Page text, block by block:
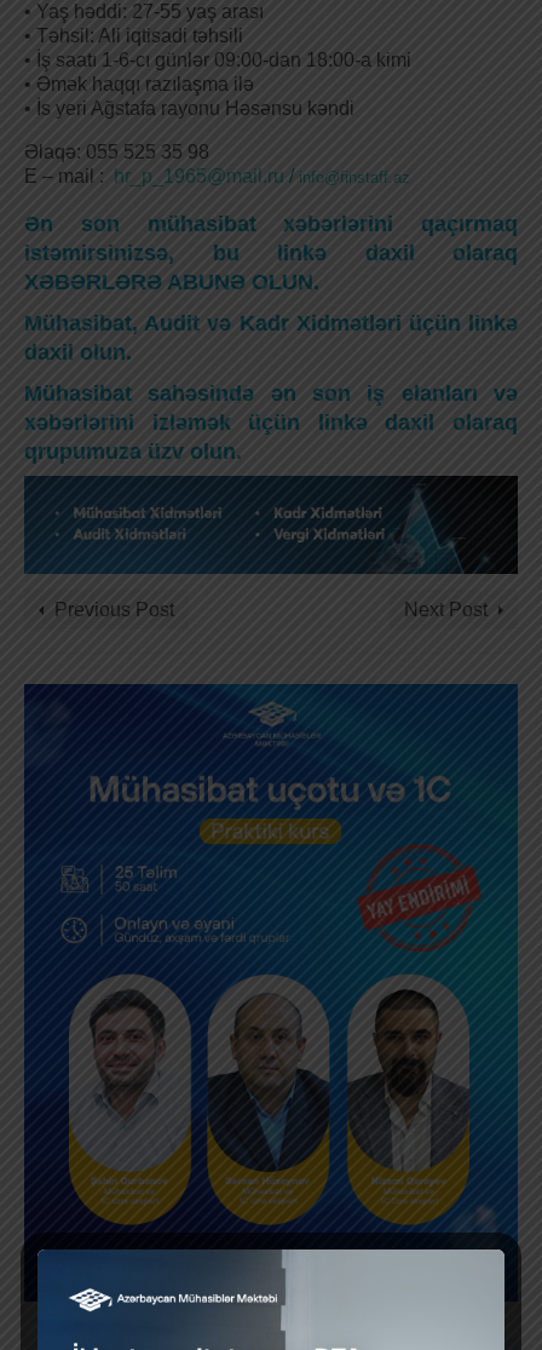
• Yaş həddi: 27-55 yaş arası
• Təhsil: Ali iqtisadi təhsili
• İş saatı 1-6-cı günlər 09:00-dan 18:00-a kimi
• Əmək haqqı razılaşma ilə
• İs yeri Ağstafa rayonu Həsənsu kəndi
Əlaqə: 055 525 35 98
E – mail :
hr_p_1965@mail.ru / info@finstaff.az
Ən son mühasibat xəbərlərini qaçırmaq
istəmirsinizsə, bu linkə daxil olaraq
XƏBƏRLƏRƏ ABUNƏ OLUN.
Mühasibat, Audit və Kadr Xidmətləri üçün linkə
daxil olun.
Mühasibat sahəsində ən son iş elanları və
xəbərlərini izləmək üçün linkə daxil olaraq
qrupumuza üzv olun.
Previous Post Next Post